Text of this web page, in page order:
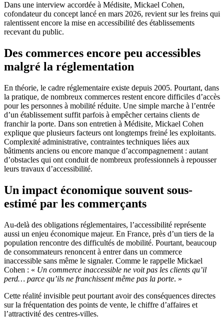
Dans une interview accordée à Médisite, Mickael Cohen,
cofondateur du concept lancé en mars 2026, revient sur les freins qui
ralentissent encore la mise en accessibilité des établissements
recevant du public.
Des commerces encore peu accessibles
malgré la réglementation
En théorie, le cadre réglementaire existe depuis 2005. Pourtant, dans
la pratique, de nombreux commerces restent encore difficiles d’accès
pour les personnes à mobilité réduite. Une simple marche à l’entrée
d’un établissement suffit parfois à empêcher certains clients de
franchir la porte. Dans son entretien à Médisite, Mickael Cohen
explique que plusieurs facteurs ont longtemps freiné les exploitants.
Complexité administrative, contraintes techniques liées aux
bâtiments anciens ou encore manque d’accompagnement : autant
d’obstacles qui ont conduit de nombreux professionnels à repousser
leurs travaux d’accessibilité.
Un impact économique souvent sous-
estimé par les commerçants
Au-delà des obligations réglementaires, l’accessibilité représente
aussi un enjeu économique majeur. En France, près d’un tiers de la
population rencontre des difficultés de mobilité. Pourtant, beaucoup
de consommateurs renoncent à entrer dans un commerce
inaccessible sans même le signaler. Comme le rappelle Mickael
Cohen : « Un commerce inaccessible ne voit pas les clients qu’il
perd… parce qu’ils ne franchissent même pas la porte. »
Cette réalité invisible peut pourtant avoir des conséquences directes
sur la fréquentation des points de vente, le chiffre d’affaires et
l’attractivité des centres-villes.